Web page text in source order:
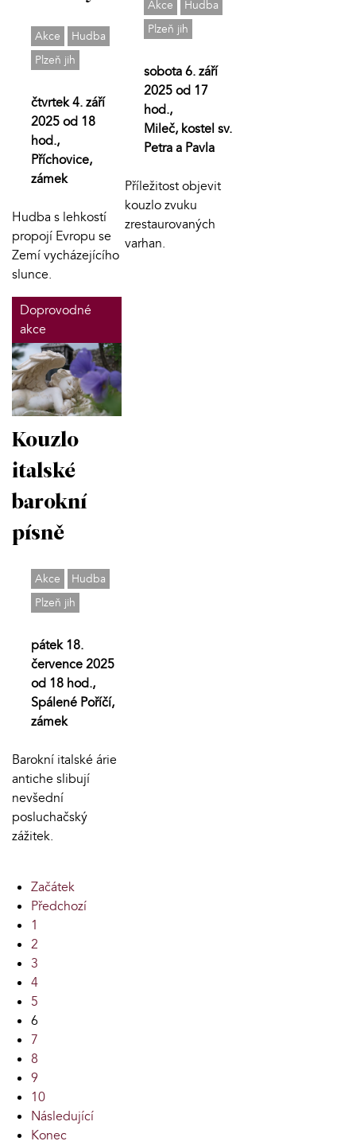
Akce
Hudba
Plzeň jih
čtvrtek 4. září
2025 od 18
hod.,
Příchovice,
zámek
Hudba s lehkostí
propojí Evropu se
Zemí vycházejícího
slunce.
Akce
Hudba
Plzeň jih
sobota 6. září
2025 od 17
hod.,
Mileč, kostel sv.
Petra a Pavla
Příležitost objevit
kouzlo zvuku
zrestaurovaných
varhan.
Doprovodné
akce
Kouzlo
italské
barokní
písně
Akce
Hudba
Plzeň jih
pátek 18.
července 2025
od 18 hod.,
Spálené Poříčí,
zámek
Barokní italské árie
antiche slibují
nevšední
posluchačský
zážitek.
Začátek
Předchozí
1
2
3
4
5
6
7
8
9
10
Následující
Konec